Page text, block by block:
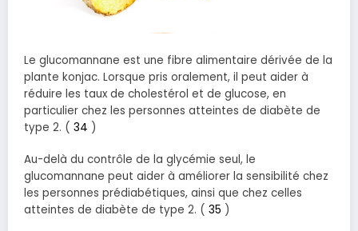
Le glucomannane est une fibre alimentaire dérivée de la
plante konjac. Lorsque pris oralement, il peut aider à
réduire les taux de cholestérol et de glucose, en
particulier chez les personnes atteintes de diabète de
type 2. ( 34 )
Au-delà du contrôle de la glycémie seul, le
glucomannane peut aider à améliorer la sensibilité chez
les personnes prédiabétiques, ainsi que chez celles
atteintes de diabète de type 2. ( 35 )